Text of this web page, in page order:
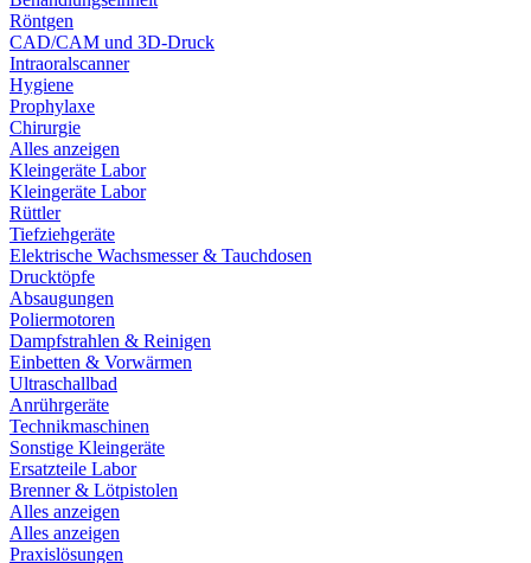
Röntgen
CAD/CAM und 3D-Druck
Intraoralscanner
Hygiene
Prophylaxe
Chirurgie
Alles anzeigen
Kleingeräte Labor
Kleingeräte Labor
Rüttler
Tiefziehgeräte
Elektrische Wachsmesser & Tauchdosen
Drucktöpfe
Absaugungen
Poliermotoren
Dampfstrahlen & Reinigen
Einbetten & Vorwärmen
Ultraschallbad
Anrührgeräte
Technikmaschinen
Sonstige Kleingeräte
Ersatzteile Labor
Brenner & Lötpistolen
Alles anzeigen
Alles anzeigen
Praxislösungen